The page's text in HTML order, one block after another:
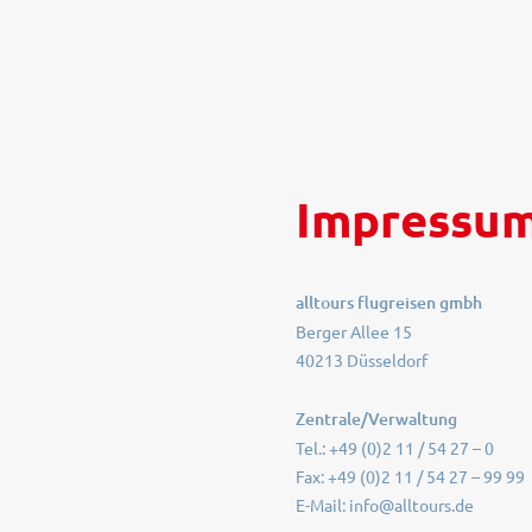
alltours flugreisen gmbh
Berger Allee 15
40213 Düsseldorf
Zentrale/Verwaltung
Tel.: +49 (0)2 11 / 54 27 – 0
Fax: +49 (0)2 11 / 54 27 – 99 99
E-Mail: info@alltours.de